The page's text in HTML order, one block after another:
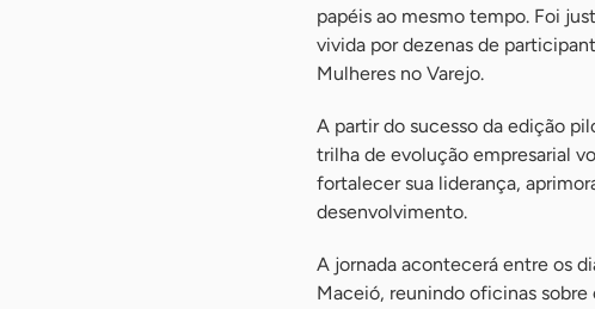
papéis ao mesmo tempo. Foi
vivida por dezenas de
Mulheres no Varejo.
A partir do sucesso da edição
trilha de evolução empresarial
fortalecer sua liderança,
desenvolvimento.
A jornada acontecerá entre os
Maceió, reunindo oficinas